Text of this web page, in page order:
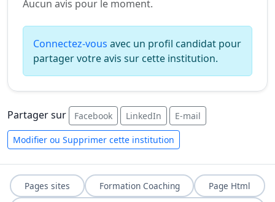
Aucun avis pour le moment.
Connectez-vous avec un profil candidat pour
partager votre avis sur cette institution.
Partager sur Facebook LinkedIn E-mail
Modifier ou Supprimer cette institution
Pages sites Formation Coaching
Page Html